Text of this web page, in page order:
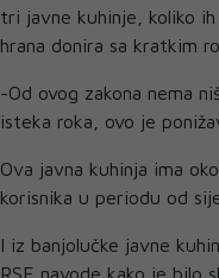
tri javne kuhinje, koliko
hrana donira sa kratkim
-Od ovog zakona nema
isteka roka, ovo je
Ova javna kuhinja ima
korisnika u periodu od
I iz banjolučke javne
RSE navode kako je bilo